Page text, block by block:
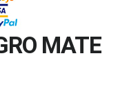
MATE